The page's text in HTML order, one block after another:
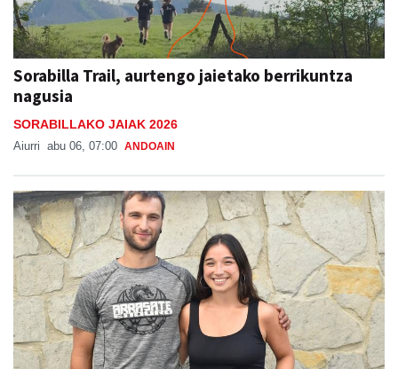
Sorabilla Trail, aurtengo jaietako berrikuntza
nagusia
SORABILLAKO JAIAK 2026
Aiurri abu 06, 07:00 ANDOAIN